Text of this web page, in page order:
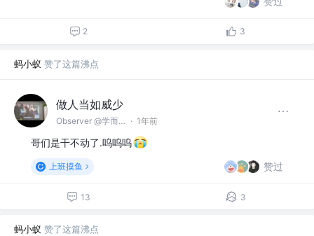
2 3
蚂小蚁 赞了这篇沸点
做人当如威少
Observer @学而思 · 1年前
哥们是干不动了.呜呜呜
上班摸鱼 赞过
13 3
蚂小蚁 赞了这篇沸点